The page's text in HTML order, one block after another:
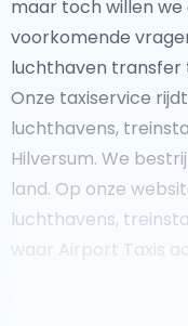
maar toch willen
voorkomende
luchthaven transfer
Onze taxiservice
luchthavens,
Hilversum. We
land. Op onze
luchthavens,
waar Airport Taxis